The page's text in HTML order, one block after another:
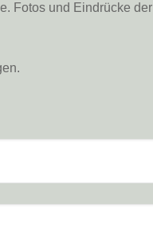
Fotos und Eindrücke der